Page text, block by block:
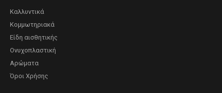
Καλλυντικά
Κομμωτηριακά
Είδη αισθητικής
Ονυχοπλαστική
Αρώματα
Όροι Χρήσης